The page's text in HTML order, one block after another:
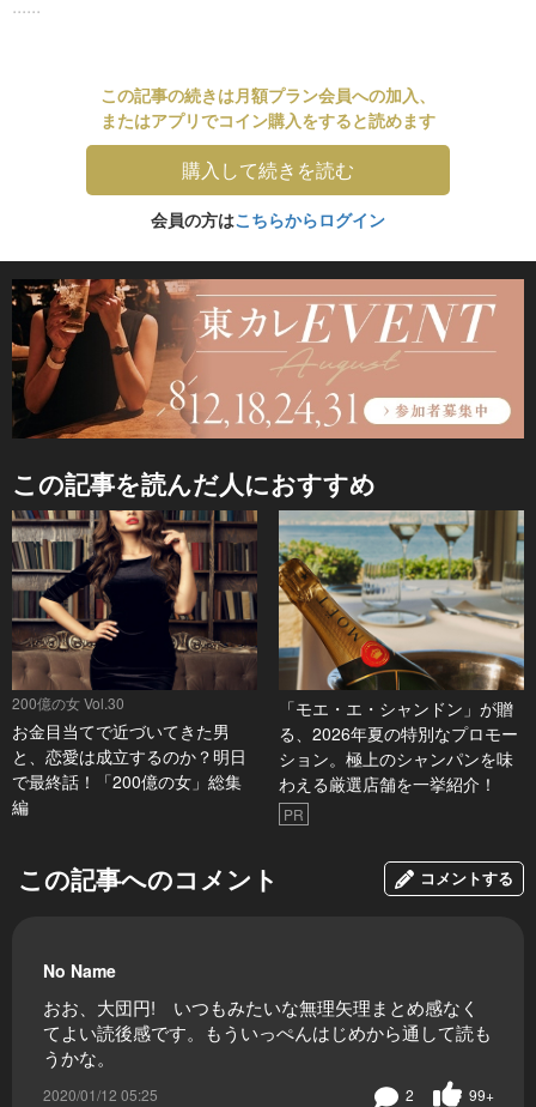
この記事の続きは月額プラン会員への加入、
またはアプリでコイン購入をすると読めます
購入して続きを読む
会員の方はこちらからログイン
この記事を読んだ人におすすめ
200億の女 Vol.30
お金目当てで近づいてきた男
と、恋愛は成立するのか？明日
で最終話！「200億の女」総集
編
「モエ・エ・シャンドン」が贈
る、2026年夏の特別なプロモー
ション。極上のシャンパンを味
わえる厳選店舗を一挙紹介！
PR
この記事へのコメント コメントする
No Name
おお、大団円! いつもみたいな無理矢理まとめ感なく
てよい読後感です。もういっぺんはじめから通して読も
うかな。
2020/01/12 05:25 99+
2